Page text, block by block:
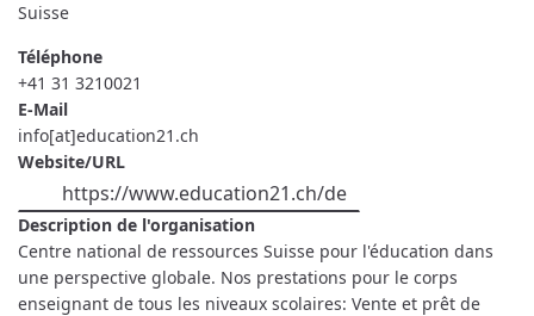
Suisse
Téléphone
+41 31 3210021
E-Mail
info[at]education21.ch
Website/URL
https://www.education21.ch/de
Description de l'organisation
Centre national de ressources Suisse pour l'éducation dans
une perspective globale. Nos prestations pour le corps
enseignant de tous les niveaux scolaires: Vente et prêt de